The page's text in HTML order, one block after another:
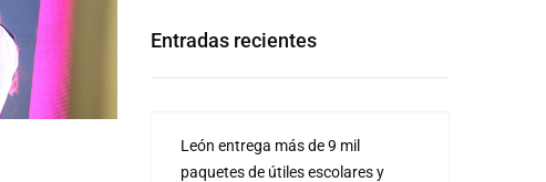
Entradas recientes
León entrega más de 9 mil
paquetes de útiles escolares y